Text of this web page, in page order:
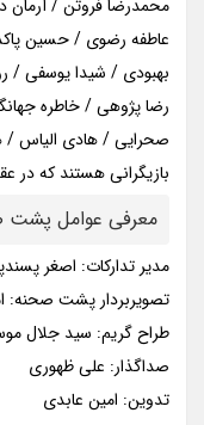
محمدرضا فروتن /
عاطفه رضوی / حسین
بهبودی / شیدا یوسفی /
رضا پژوهی / خاطره
صحرایی / هادی الیاس /
بازیگرانی هستند که در
معرفی عوامل پشت
مدیر تدارکات: اصغر
تصویربردار پشت صحنه:
طراح گریم: سید جلال
صداگذار: علی ظهوری
تدوین: امین عابدی